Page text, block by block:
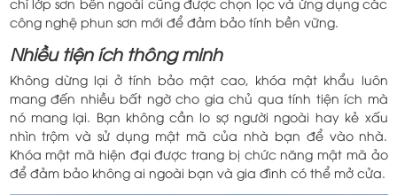
công nghệ phun sơn mới để đảm bảo tính bền vững.
Nhiều tiện ích thông minh
Không dừng lại ở tính bảo mật cao, khóa mật khẩu luôn
mang đến nhiều bất ngờ cho gia chủ qua tính tiện ích mà
nó mang lại. Bạn không cần lo sợ người ngoài hay kẻ xấu
nhìn trộm và sử dụng mật mã của nhà bạn để vào nhà.
Khóa mật mã hiện đại được trang bị chức năng mật mã ảo
để đảm bảo không ai ngoài bạn và gia đình có thể mở cửa.